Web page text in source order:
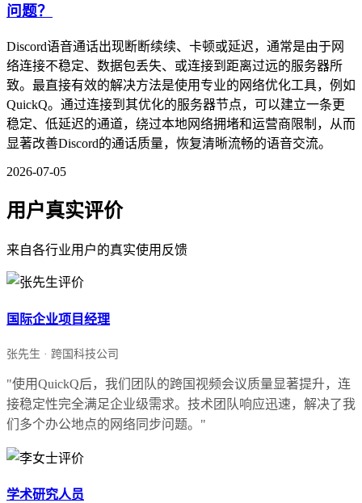
问题？
Discord语音通话出现断断续续、卡顿或延迟，通常是由于网
络连接不稳定、数据包丢失、或连接到距离过远的服务器所
致。最直接有效的解决方法是使用专业的网络优化工具，例如
QuickQ。通过连接到其优化的服务器节点，可以建立一条更
稳定、低延迟的通道，绕过本地网络拥堵和运营商限制，从而
显著改善Discord的通话质量，恢复清晰流畅的语音交流。
2026-07-05
用户真实评价
来自各行业用户的真实使用反馈
国际企业项目经理
张先生 · 跨国科技公司
"使用QuickQ后，我们团队的跨国视频会议质量显著提升，连
接稳定性完全满足企业级需求。技术团队响应迅速，解决了我
们多个办公地点的网络同步问题。"
学术研究人员